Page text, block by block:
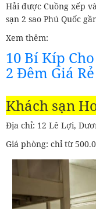
Hải được Cuồng xếp
sạn 2 sao Phú Quốc
Xem thêm:
10 Bí Kíp
2 Đêm Giá Rẻ
Khách sạn
Địa chỉ: 12 Lê Lợi,
Giá phòng: chỉ từ